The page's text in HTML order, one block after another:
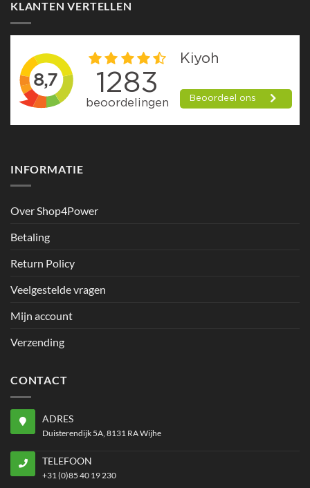
KLANTEN VERTELLEN
INFORMATIE
Over Shop4Power
Betaling
Return Policy
Veelgestelde vragen
Mijn account
Verzending
CONTACT
ADRES
Duisterendijk 5A, 8131 RA Wijhe
TELEFOON
+31 (0)85 40 19 230